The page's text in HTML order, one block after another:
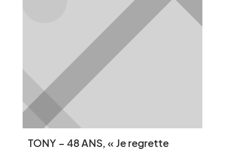
TONY – 48 ANS, « Je regrette